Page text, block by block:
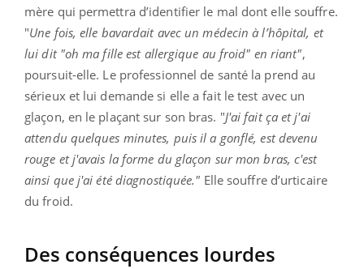
mère qui permettra d’identifier le mal dont elle souffre.
"Une fois, elle bavardait avec un médecin à l’hôpital, et
lui dit "oh ma fille est allergique au froid" en riant",
poursuit-elle. Le professionnel de santé la prend au
sérieux et lui demande si elle a fait le test avec un
glaçon, en le plaçant sur son bras. "J'ai fait ça et j'ai
attendu quelques minutes, puis il a gonflé, est devenu
rouge et j'avais la forme du glaçon sur mon bras, c'est
ainsi que j'ai été diagnostiquée." Elle souffre d’urticaire
du froid.
Des conséquences lourdes